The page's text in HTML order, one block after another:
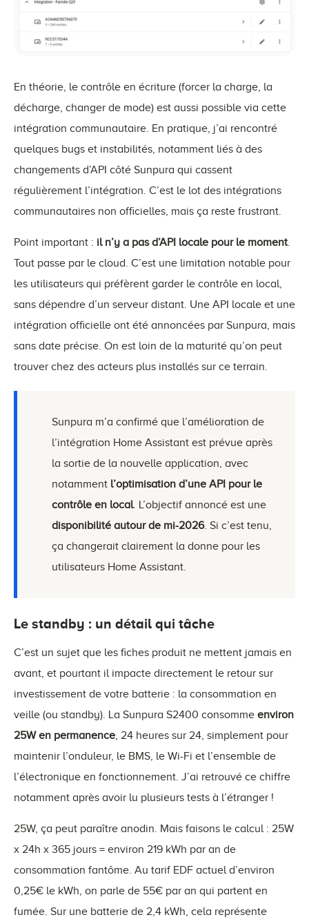
En théorie, le contrôle en écriture (forcer la charge, la
décharge, changer de mode) est aussi possible via cette
intégration communautaire. En pratique, j’ai rencontré
quelques bugs et instabilités, notamment liés à des
changements d’API côté Sunpura qui cassent
régulièrement l’intégration. C’est le lot des intégrations
communautaires non officielles, mais ça reste frustrant.
Point important : il n’y a pas d’API locale pour le moment.
Tout passe par le cloud. C’est une limitation notable pour
les utilisateurs qui préfèrent garder le contrôle en local,
sans dépendre d’un serveur distant. Une API locale et une
intégration officielle ont été annoncées par Sunpura, mais
sans date précise. On est loin de la maturité qu’on peut
trouver chez des acteurs plus installés sur ce terrain.
Sunpura m’a confirmé que l’amélioration de
l’intégration Home Assistant est prévue après
la sortie de la nouvelle application, avec
notamment l’optimisation d’une API pour le
contrôle en local. L’objectif annoncé est une
disponibilité autour de mi-2026. Si c’est tenu,
ça changerait clairement la donne pour les
utilisateurs Home Assistant.
Le standby : un détail qui tâche
C’est un sujet que les fiches produit ne mettent jamais en
avant, et pourtant il impacte directement le retour sur
investissement de votre batterie : la consommation en
veille (ou standby). La Sunpura S2400 consomme environ
25W en permanence, 24 heures sur 24, simplement pour
maintenir l’onduleur, le BMS, le Wi-Fi et l’ensemble de
l’électronique en fonctionnement. J’ai retrouvé ce chiffre
notamment après avoir lu plusieurs tests à l’étranger !
25W, ça peut paraître anodin. Mais faisons le calcul : 25W
x 24h x 365 jours = environ 219 kWh par an de
consommation fantôme. Au tarif EDF actuel d’environ
0,25€ le kWh, on parle de 55€ par an qui partent en
fumée. Sur une batterie de 2,4 kWh, cela représente